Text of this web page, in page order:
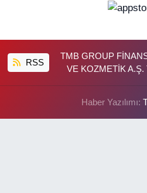
RSS
TMB GROUP
VE KOZMETİK
Haber Yazılımı: